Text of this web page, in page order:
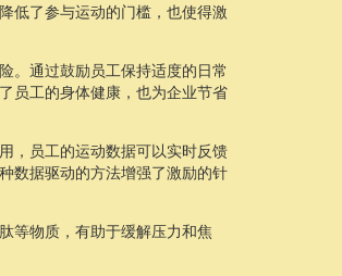
低了参与运动的门槛，也使得激
。通过鼓励员工保持适度的日常
员工的身体健康，也为企业节省
，员工的运动数据可以实时反馈
数据驱动的方法增强了激励的针
等物质，有助于缓解压力和焦